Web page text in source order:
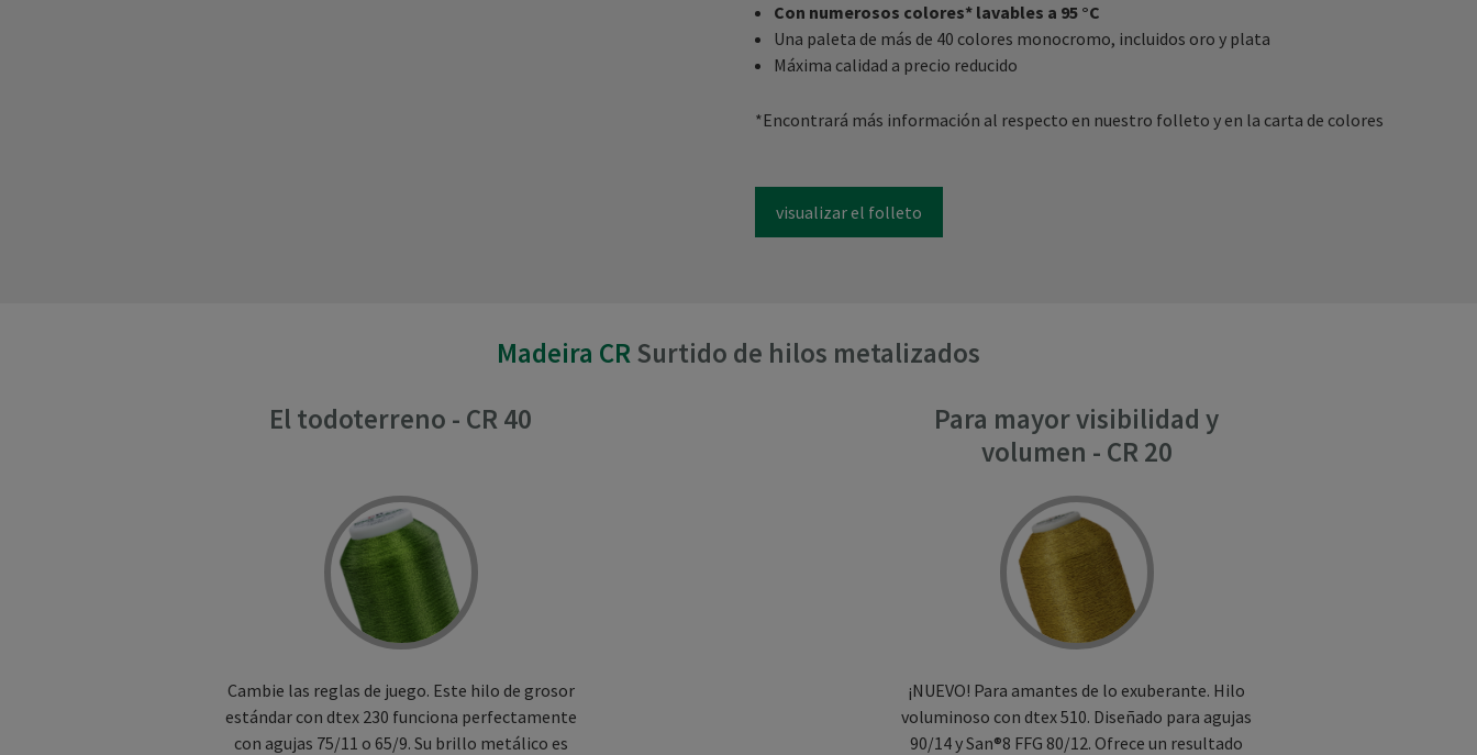
Con numerosos colores* lavables a 95 °C
Una paleta de más de 40 colores monocromo, incluidos oro y plata
Máxima calidad a precio reducido
*Encontrará más información al respecto en nuestro folleto y en la carta de colores
visualizar el folleto
Madeira CRSurtido de hilos metalizados
El todoterreno - CR 40
Cambie las reglas de juego. Este hilo de grosor
estándar con dtex 230 funciona perfectamente
con agujas 75/11 o 65/9. Su brillo metálico es
Para mayor visibilidad y
volumen - CR 20
¡NUEVO! Para amantes de lo exuberante. Hilo
voluminoso con dtex 510. Diseñado para agujas
90/14 y San®8 FFG 80/12. Ofrece un resultado